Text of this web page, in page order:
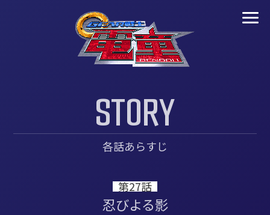
STORY
各話あらすじ
第27話
忍びよる影